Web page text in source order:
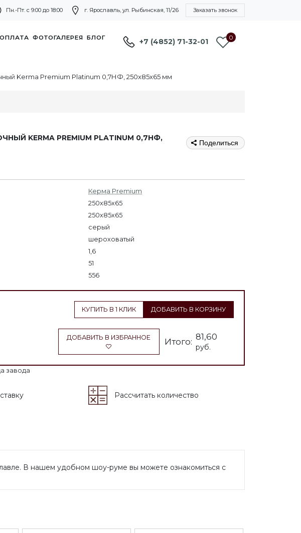
Пн.-Пт. с 9:00 до 18:00 г. Ярославль, ул. Рыбинская, 11/26 Заказать звонок
ФОТОГАЛЕРЕЯ БЛОГ
+7 (4852) 71-32-01 0
Kerma Premium Platinum 0,7НФ, 250х85х65 мм
KERMA PREMIUM PLATINUM 0,7НФ,
Поделиться
Керма Premium
250x85x65
250х85х65
серый
шероховатый
1,6
51
556
КУПИТЬ В 1 КЛИК ДОБАВИТЬ В КОРЗИНУ
ДОБАВИТЬ В ИЗБРАННОЕ Итого: 81,60
руб.
завода
Рассчитать количество
В нашем удобном шоу-руме вы можете ознакомиться с